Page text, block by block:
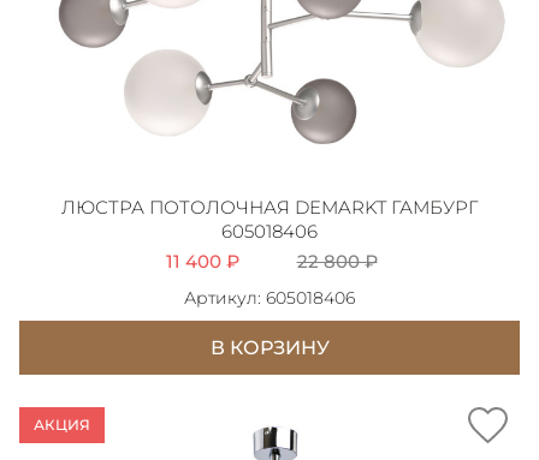
ЛЮСТРА ПОТОЛОЧНАЯ DEMARKT ГАМБУРГ
605018406
11 400 ₽
22 800 ₽
Артикул: 605018406
В КОРЗИНУ
АКЦИЯ